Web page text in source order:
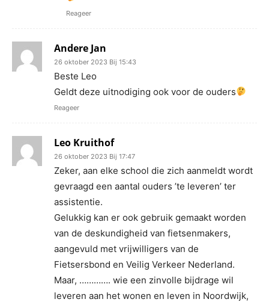
Reageer
Andere Jan
26 oktober 2023 Bij 15:43
Beste Leo
Geldt deze uitnodiging ook voor de ouders
Reageer
Leo Kruithof
26 oktober 2023 Bij 17:47
Zeker, aan elke school die zich aanmeldt wordt
gevraagd een aantal ouders ’te leveren’ ter
assistentie.
Gelukkig kan er ook gebruik gemaakt worden
van de deskundigheid van fietsenmakers,
aangevuld met vrijwilligers van de
Fietsersbond en Veilig Verkeer Nederland.
Maar, …………. wie een zinvolle bijdrage wil
leveren aan het wonen en leven in Noordwijk,